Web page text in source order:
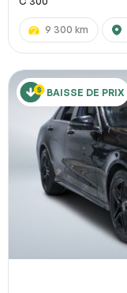
9 300 km
BAISSE DE PRIX